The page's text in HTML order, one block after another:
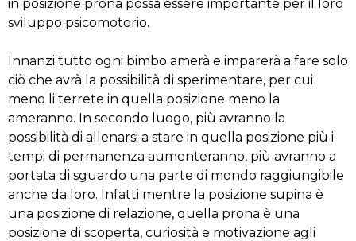
in posizione prona possa essere importante per il loro
sviluppo psicomotorio.
Innanzi tutto ogni bimbo amerà e imparerà a fare solo
ciò che avrà la possibilità di sperimentare, per cui
meno li terrete in quella posizione meno la
ameranno. In secondo luogo, più avranno la
possibilità di allenarsi a stare in quella posizione più i
tempi di permanenza aumenteranno, più avranno a
portata di sguardo una parte di mondo raggiungibile
anche da loro. Infatti mentre la posizione supina è
una posizione di relazione, quella prona è una
posizione di scoperta, curiosità e motivazione agli